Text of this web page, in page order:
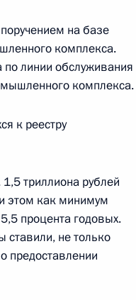
3
на базе
комплекса.
линии обслуживания
комплекса.
к реестру
триллиона рублей
этом как минимум
процента годовых.
не только
предоставлении